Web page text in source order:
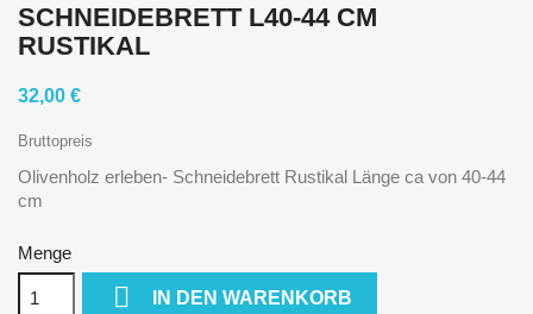
SCHNEIDEBRETT L40-44 CM
RUSTIKAL
32,00 €
Bruttopreis
Olivenholz erleben- Schneidebrett Rustikal Länge ca von 40-44
cm
Menge
 IN DEN WARENKORB